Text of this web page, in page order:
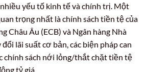
nhiều yếu tố kinh tế và chính trị. Một
trọng nhất là chính sách tiền tệ của
Châu Âu (ECB) và Ngân hàng Nhà
lãi suất cơ bản, các biện pháp can
sách nới lỏng/thắt chặt tiền tệ
tỷ giá.